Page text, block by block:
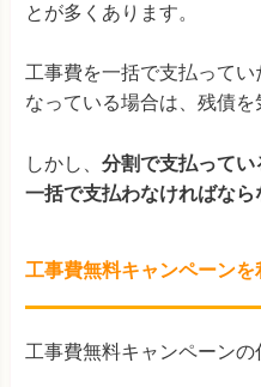
とが多くあります。
工事費を一括で支払って
なっている場合は、残債を
しかし、 分割で支払って
一括で支払わなければなら
工事費無料キャンペーン
工事費無料キャンペーンの